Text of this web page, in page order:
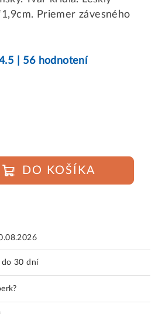
Priemer závesného
| 56 hodnotení
DO KOŠÍKA
do 30 dní